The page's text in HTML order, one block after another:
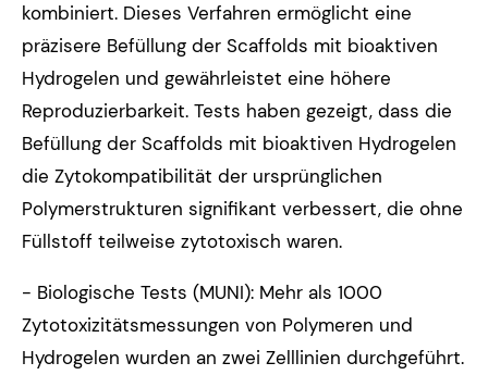
kombiniert. Dieses Verfahren ermöglicht eine
präzisere Befüllung der Scaffolds mit bioaktiven
Hydrogelen und gewährleistet eine höhere
Reproduzierbarkeit. Tests haben gezeigt, dass die
Befüllung der Scaffolds mit bioaktiven Hydrogelen
die Zytokompatibilität der ursprünglichen
Polymerstrukturen signifikant verbessert, die ohne
Füllstoff teilweise zytotoxisch waren.
- Biologische Tests (MUNI): Mehr als 1000
Zytotoxizitätsmessungen von Polymeren und
Hydrogelen wurden an zwei Zelllinien durchgeführt.